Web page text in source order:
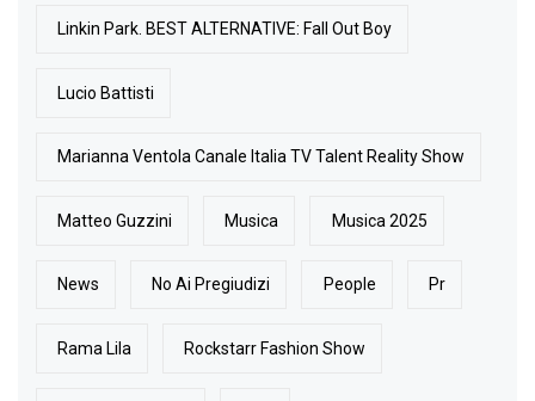
Linkin Park. BEST ALTERNATIVE: Fall Out Boy
Lucio Battisti
Marianna Ventola Canale Italia TV Talent Reality Show
Matteo Guzzini Musica Musica 2025
News No Ai Pregiudizi People Pr
Rama Lila Rockstarr Fashion Show